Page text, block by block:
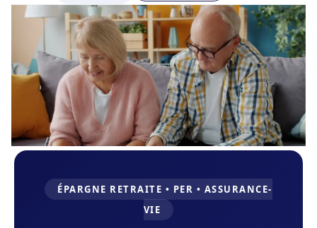
ÉPARGNE RETRAITE • PER • ASSURANCE-
VIE